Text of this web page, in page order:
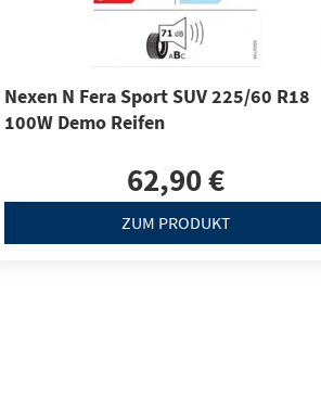
Nexen N Fera Sport SUV 225/60 R18
100W Demo Reifen
62,90 €
ZUM PRODUKT